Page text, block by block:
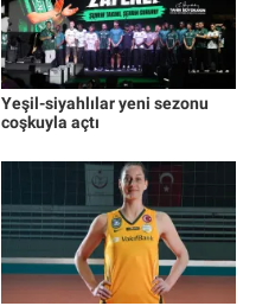
Yeşil-siyahlılar yeni sezonu
coşkuyla açtı